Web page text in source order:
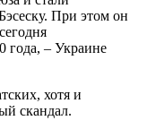
При этом он
года, – Украине
хотя и
скандал.